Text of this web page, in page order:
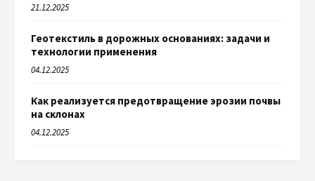
21.12.2025
Геотекстиль в дорожных основаниях: задачи и
технологии применения
04.12.2025
Как реализуется предотвращение эрозии почвы
на склонах
04.12.2025